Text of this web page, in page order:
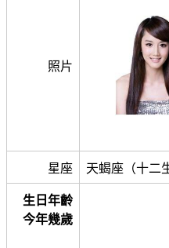
照片
星座 天蝎座（十二
生日年齡
今年幾歲